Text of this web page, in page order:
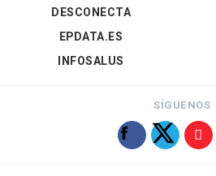
DESCONECTA
EPDATA.ES
INFOSALUS
SÍGUENOS